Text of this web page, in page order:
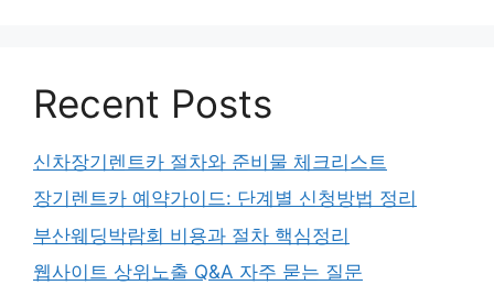
Recent Posts
신차장기렌트카 절차와 준비물 체크리스트
장기렌트카 예약가이드: 단계별 신청방법 정리
부산웨딩박람회 비용과 절차 핵심정리
웹사이트 상위노출 Q&A 자주 묻는 질문